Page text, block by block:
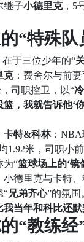
继子小德里克，5
“特殊
在于三位少年的“
克：费舍尔与前
司职控卫，以“
篮，我就告诉他
卡特&科林：NBA
1.92米，司职小
为“篮球场上的‘镜
小德里克与卡特
“兄弟齐心”的氛围
我当年和科比还默
“教练